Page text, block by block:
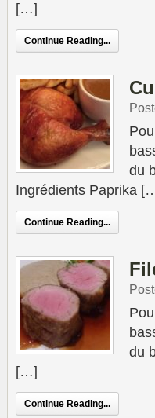
[…]
Continue Reading...
du
Ingrédients Paprika
Continue Reading...
du
[…]
Continue Reading...